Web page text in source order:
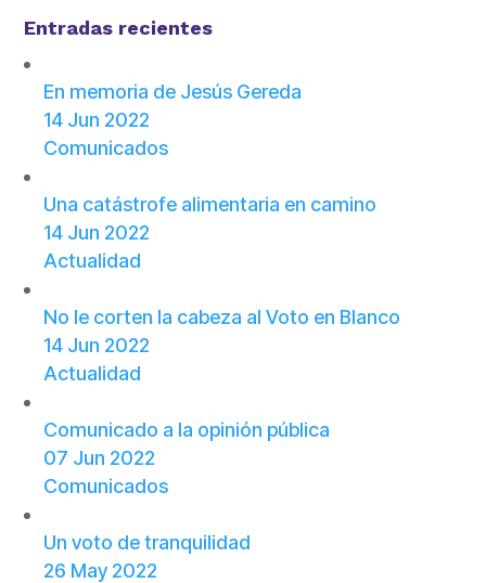
Entradas recientes
En memoria de Jesús Gereda
14 Jun 2022
Comunicados
Una catástrofe alimentaria en camino
14 Jun 2022
Actualidad
No le corten la cabeza al Voto en Blanco
14 Jun 2022
Actualidad
Comunicado a la opinión pública
07 Jun 2022
Comunicados
Un voto de tranquilidad
26 May 2022